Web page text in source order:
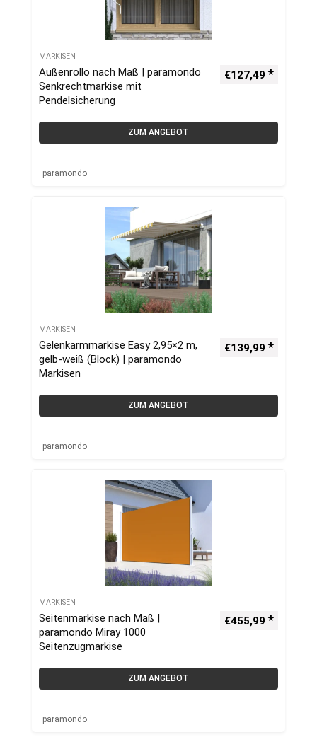
MARKISEN
Außenrollo nach Maß | paramondo
Senkrechtmarkise mit
Pendelsicherung
€127,49
ZUM ANGEBOT
paramondo
MARKISEN
Gelenkarmmarkise Easy 2,95×2 m,
gelb-weiß (Block) | paramondo
Markisen
€139,99
ZUM ANGEBOT
paramondo
MARKISEN
Seitenmarkise nach Maß |
paramondo Miray 1000
Seitenzugmarkise
€455,99
ZUM ANGEBOT
paramondo